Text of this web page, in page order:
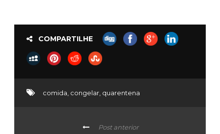
COMPARTILHE
comida congelar quarentena
Post anterior